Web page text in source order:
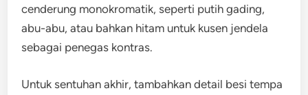
cenderung monokromatik, seperti putih gading,
abu-abu, atau bahkan hitam untuk kusen jendela
sebagai penegas kontras.
Untuk sentuhan akhir, tambahkan detail besi tempa